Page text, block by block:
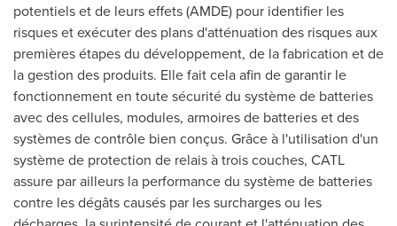
potentiels et de leurs effets (AMDE) pour identifier les
risques et exécuter des plans d'atténuation des risques aux
premières étapes du développement, de la fabrication et de
la gestion des produits. Elle fait cela afin de garantir le
fonctionnement en toute sécurité du système de batteries
avec des cellules, modules, armoires de batteries et des
systèmes de contrôle bien conçus. Grâce à l'utilisation d'un
système de protection de relais à trois couches, CATL
assure par ailleurs la performance du système de batteries
contre les dégâts causés par les surcharges ou les